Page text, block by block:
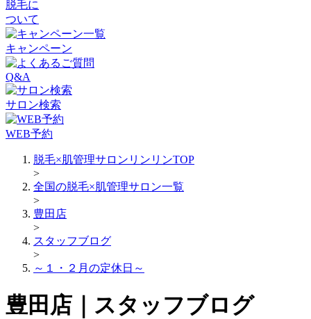
脱毛に
ついて
キャンペーン
Q&A
サロン検索
WEB予約
脱毛×肌管理サロンリンリンTOP
>
全国の脱毛×肌管理サロン一覧
>
豊田店
>
スタッフブログ
>
～１・２月の定休日～
豊田店｜スタッフブログ